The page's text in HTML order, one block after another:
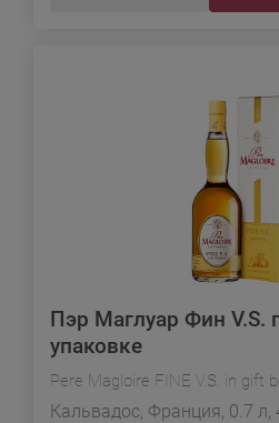
Пэр Маглуар Фин V.S.
упаковке
Pere Magloire FINE V.S. in gift
Кальвадос, Франция, 0.7 л,